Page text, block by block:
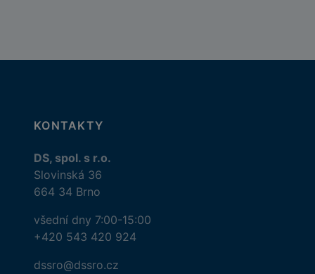
KONTAKTY
DS, spol. s r.o.
Slovinská 36
664 34 Brno
všední dny 7:00-15:00
+420 543 420 924
dssro@dssro.cz